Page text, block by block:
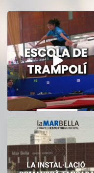
Inscriu-te a l’Escola de
del CEM
14 0
El CEM La Mar Bella
tancat durant el...
11